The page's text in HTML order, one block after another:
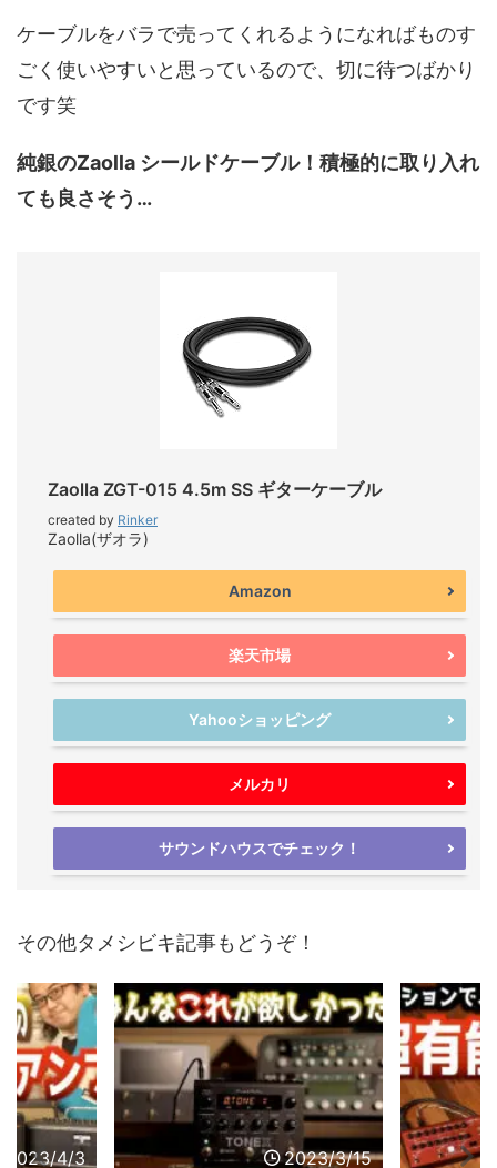
ケーブルをバラで売ってくれるようになればものす
ごく使いやすいと思っているので、切に待つばかり
です笑
純銀のZaolla シールドケーブル！積極的に取り入れ
ても良さそう…
Zaolla ZGT-015 4.5m SS ギターケーブル
created by Rinker
Zaolla(ザオラ)
Amazon
楽天市場
Yahooショッピング
メルカリ
サウンドハウスでチェック！
その他タメシビキ記事もどうぞ！
2023/4/3 2023/3/15